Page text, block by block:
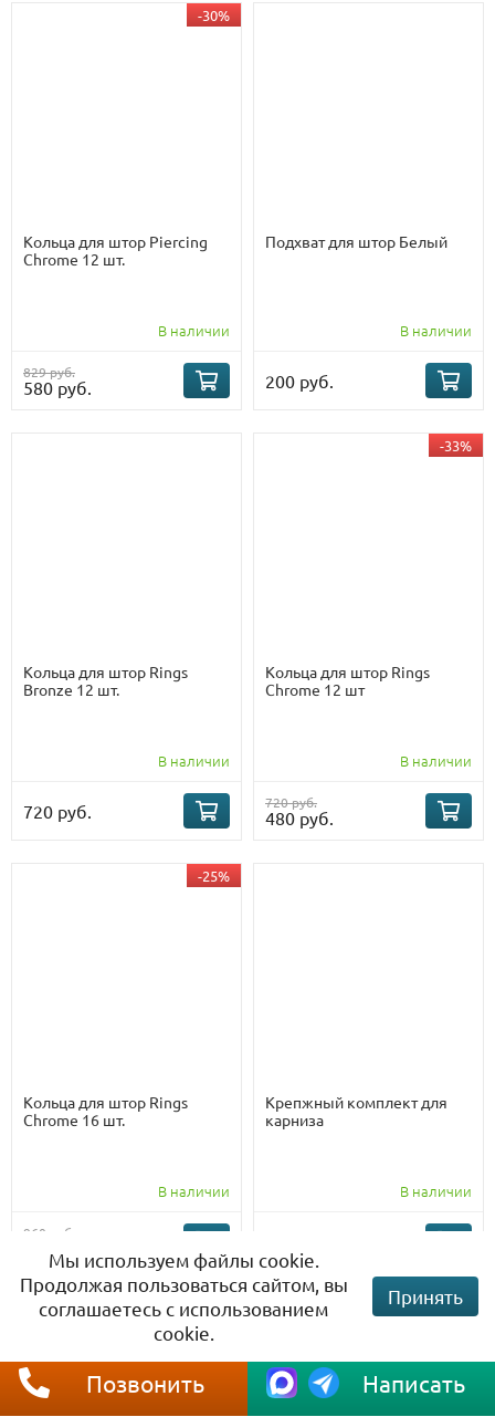
-30%
Кольца для штор Piercing
Chrome 12 шт.
В наличии
829 руб.
580 руб.
Подхват для штор Белый
В наличии
200 руб.
Кольца для штор Rings
Bronze 12 шт.
В наличии
720 руб.
-33%
Кольца для штор Rings
Chrome 12 шт
В наличии
720 руб.
480 руб.
-25%
Кольца для штор Rings
Chrome 16 шт.
В наличии
960 руб.
Крепжный комплект для
карниза
В наличии
-15%
Позвонить Написать
Мы используем файлы cookie.
Продолжая пользоваться сайтом, вы
соглашаетесь с использованием
cookie.
Принять